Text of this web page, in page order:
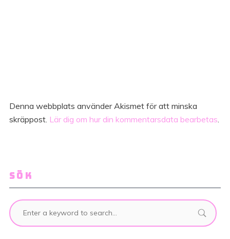
Denna webbplats använder Akismet för att minska
skräppost. Lär dig om hur din kommentarsdata bearbetas
SÖK